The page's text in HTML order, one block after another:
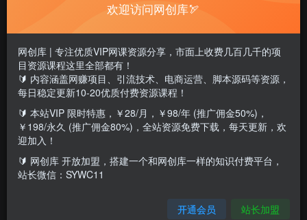
大鱼号平台是阿里集团内的综合型媒体内容生产运
营平台，致力为广大媒体内容生产者提供内容“一
在 UC浏览器、优酷视频、夸克浏览器、体育、支
欢迎访问网创库🏹
网创库 | 专注优质VIP网课资源分享，市面上收费几百几千的项
目资源课程这里全部都有！
🔰 内容涵盖网赚项目、引流技术、电商运营、脚本源码等资源，
每日稳定更新10-20优质付费资源课程！
🔰 本站VIP 限时特惠，￥28/月，￥98/年 (推广佣金50%)，
￥198/永久 (推广佣金80%)，全站资源免费下载，每天更新，欢
迎加入！
🔰 网创库 开放加盟，搭建一个和网创库一样的知识付费平台，
站长微信：SYWC11
开通会员 站长加盟